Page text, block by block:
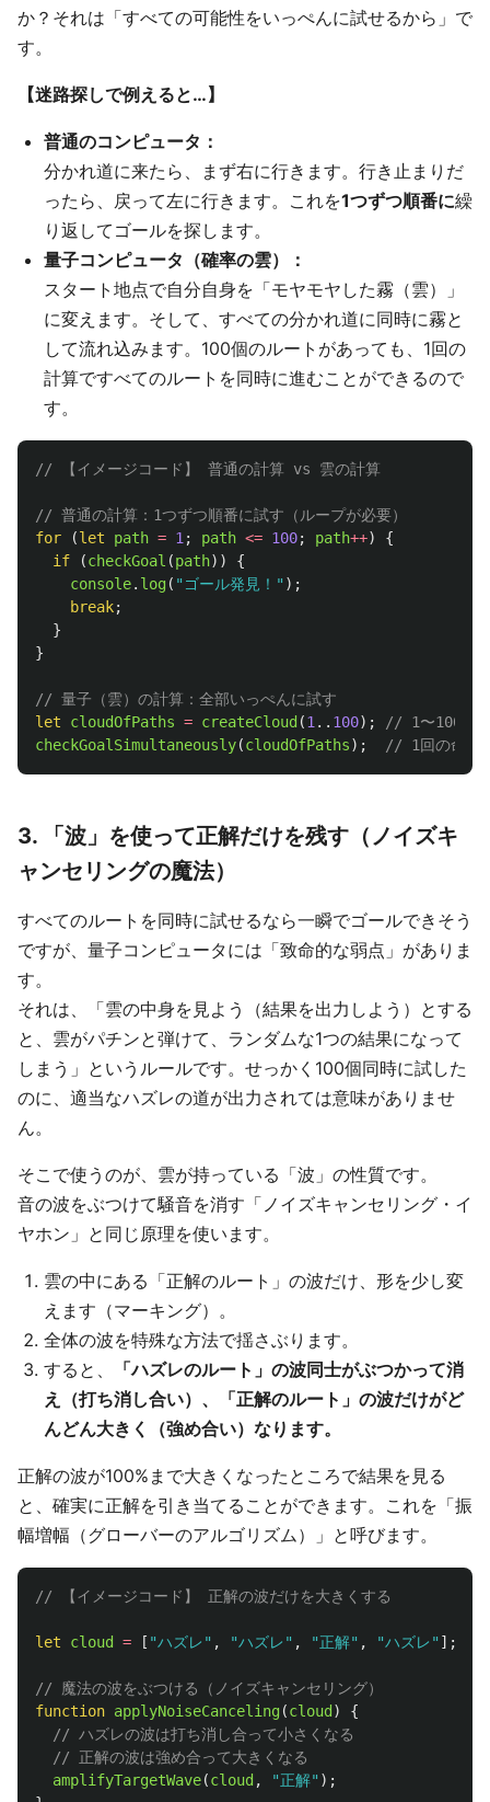
か？それは「すべての可能性をいっぺんに試せるから」で
す。
【迷路探しで例えると…】
普通のコンピュータ：
分かれ道に来たら、まず右に行きます。行き止まりだ
ったら、戻って左に行きます。これを1つずつ順番に繰
り返してゴールを探します。
量子コンピュータ（確率の雲）：
スタート地点で自分自身を「モヤモヤした霧（雲）」
に変えます。そして、すべての分かれ道に同時に霧と
して流れ込みます。100個のルートがあっても、1回の
計算ですべてのルートを同時に進むことができるので
す。
// 【イメージコード】 普通の計算 vs 雲の計算
// 普通の計算：1つずつ順番に試す（ループが必要）
for
(let path = 1 ; path <= 100; path++)
{
if
(checkGoal (path))
{
console. log( " ゴール発見！ " );
break;
}
}
// 量子（雲）の計算：全部いっぺんに試す
let
cloudOfPaths = createCloud (1 .. 100);
// 1〜100すべ
checkGoalSimultaneously(cloudOfPaths); // 1回の命令
3. 「波」を使って正解だけを残す（ノイズキ
ャンセリングの魔法）
すべてのルートを同時に試せるなら一瞬でゴールできそう
ですが、量子コンピュータには「致命的な弱点」がありま
す。
それは、「雲の中身を見よう（結果を出力しよう）とする
と、雲がパチンと弾けて、ランダムな1つの結果になって
しまう」というルールです。せっかく100個同時に試した
のに、適当なハズレの道が出力されては意味がありませ
ん。
そこで使うのが、雲が持っている「波」の性質です。
音の波をぶつけて騒音を消す「ノイズキャンセリング・イ
ヤホン」と同じ原理を使います。
雲の中にある「正解のルート」の波だけ、形を少し変
えます（マーキング）。
全体の波を特殊な方法で揺さぶります。
すると、
「ハズレのルート」の波同士がぶつかって消
え（打ち消し合い）、「正解のルート」の波だけがど
んどん大きく（強め合い）なります。
正解の波が100%まで大きくなったところで結果を見る
と、確実に正解を引き当てることができます。これを「振
幅増幅（グローバーのアルゴリズム）」と呼びます。
// 【イメージコード】 正解の波だけを大きくする
let cloud = [ "ハズレ " , "ハズレ " , "正解" , "ハズレ " ];
// 魔法の波をぶつける（ノイズキャンセリング）
function applyNoiseCanceling(cloud )
{
// ハズレの波は打ち消し合って小さくなる
// 正解の波は強め合って大きくなる
amplifyTargetWave(cloud , "正解" );